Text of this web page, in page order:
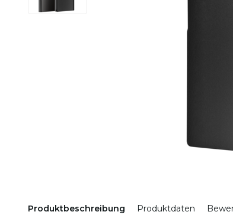
Produktbeschreibung Produktdaten